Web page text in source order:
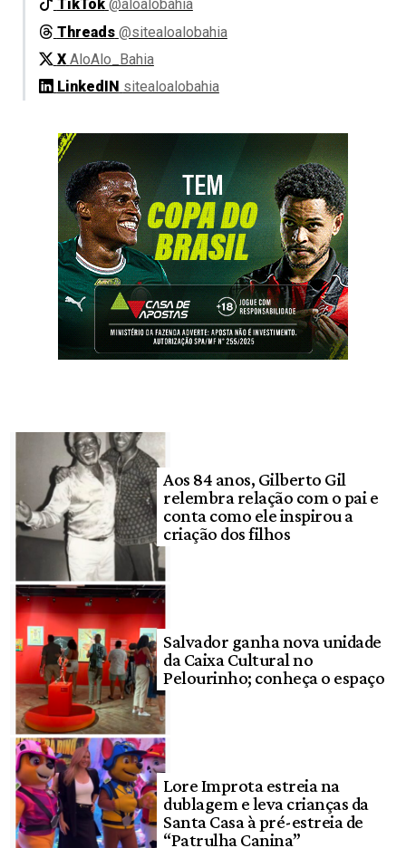
TikTok @aloalobahia
Threads @sitealoalobahia
X AloAlo_Bahia
LinkedIN sitealoalobahia
Aos 84 anos, Gilberto Gil
relembra relação com o pai e
conta como ele inspirou a
criação dos filhos
Salvador ganha nova unidade
da Caixa Cultural no
Pelourinho; conheça o espaço
Lore Improta estreia na
dublagem e leva crianças da
Santa Casa à pré-estreia de
“Patrulha Canina”